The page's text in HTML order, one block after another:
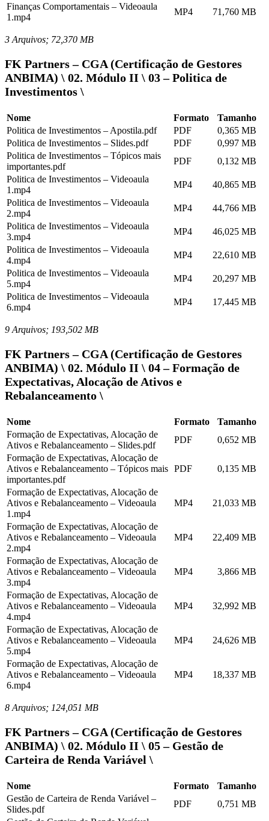
Finanças Comportamentais – Videoaula
1.mp4
MP4 71,760 MB
3 Arquivos; 72,370 MB
FK Partners – CGA (Certificação de Gestores
ANBIMA) \ 02. Módulo II \ 03 – Politica de
Investimentos \
Nome Formato
Tamanho
Politica de Investimentos – Apostila.pdf
PDF
0,365 MB
Politica de Investimentos – Slides.pdf
PDF
0,997 MB
Politica de Investimentos – Tópicos mais
importantes.pdf
PDF
0,132 MB
Politica de Investimentos – Videoaula
1.mp4
MP4
40,865 MB
Politica de Investimentos – Videoaula
2.mp4
MP4
44,766 MB
Politica de Investimentos – Videoaula
3.mp4
MP4
46,025 MB
Politica de Investimentos – Videoaula
4.mp4
MP4
22,610 MB
Politica de Investimentos – Videoaula
5.mp4
MP4
20,297 MB
Politica de Investimentos – Videoaula
6.mp4
MP4 17,445 MB
9 Arquivos; 193,502 MB
FK Partners – CGA (Certificação de Gestores
ANBIMA) \ 02. Módulo II \ 04 – Formação de
Expectativas, Alocação de Ativos e
Rebalanceamento \
Nome Formato
Tamanho
Formação de Expectativas, Alocação de
Ativos e Rebalanceamento – Slides.pdf
PDF
0,652 MB
Formação de Expectativas, Alocação de
Ativos e Rebalanceamento – Tópicos mais
importantes.pdf
PDF 0,135 MB
Formação de Expectativas, Alocação de
Ativos e Rebalanceamento – Videoaula
1.mp4
MP4 21,033 MB
Formação de Expectativas, Alocação de
Ativos e Rebalanceamento – Videoaula
2.mp4
MP4 22,409 MB
Formação de Expectativas, Alocação de
Ativos e Rebalanceamento – Videoaula
3.mp4
MP4 3,866 MB
Formação de Expectativas, Alocação de
Ativos e Rebalanceamento – Videoaula
4.mp4
MP4 32,992 MB
Formação de Expectativas, Alocação de
Ativos e Rebalanceamento – Videoaula
5.mp4
MP4 24,626 MB
Formação de Expectativas, Alocação de
Ativos e Rebalanceamento – Videoaula
6.mp4
MP4 18,337 MB
8 Arquivos; 124,051 MB
FK Partners – CGA (Certificação de Gestores
ANBIMA) \ 02. Módulo II \ 05 – Gestão de
Carteira de Renda Variável \
Nome Formato
Tamanho
Gestão de Carteira de Renda Variável –
Slides.pdf
PDF
0,751 MB